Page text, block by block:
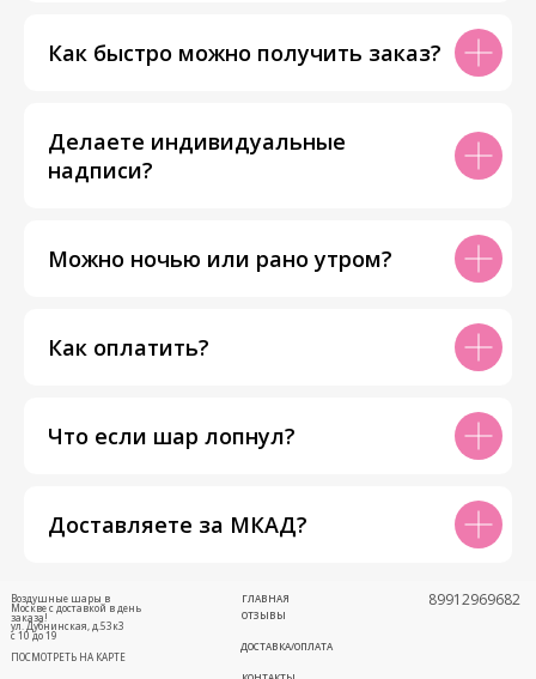
Как быстро можно получить заказ?
Делаете индивидуальные
надписи?
Можно ночью или рано утром?
Как оплатить?
Что если шар лопнул?
Доставляете за МКАД?
ул. Дубнинская, д.53к3
с 10 до 19
ПОСМОТРЕТЬ НА КАРТЕ
ОТЗЫВЫ
ГЛАВНАЯ
ДОСТАВКА/ОПЛАТА
89912969682
Воздушные шары в
Москве с доставкой в день
заказа!